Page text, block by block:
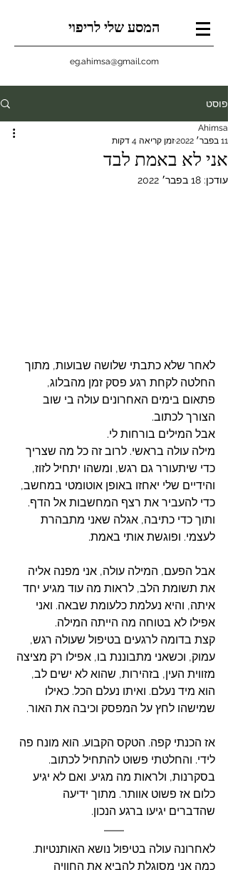
המסע שלי לריפוי
eg.ahimsa@gmail.com
פוסט
אני לא באמת לבד
Ahimsa
11 בפבר׳ 2022
זמן קריאה 4 דקות
עודכן: 18 בפבר׳ 2022
לאחר שלא כתבתי שלושה שבועות, מתוך
החלטה לקחת רגע פסק זמן מהבלוג,
פתאום בימים האחרונים עולה בי שוב
הצורך לכתוב.
אבל המילים בורחות לי.
מילה עולה בראשי. לרוב זה כל מה שצריך
כדי שיתעורר גם רגש, ומשהו יתחיל לזוז,
והידיים שלי יאחזו באופן אוטומטי במחשב,
כדי להעביר את רצף המחשבות אל הדף.
ותוך כדי כתיבה, אגלה שאני מתבהרת
לעצמי. ופוגשת אותי באמת.
אבל הפעם, המילה עולה, אני מפנה אליה
את תשומת הלב, לראות מה עוד מגיע יחד
איתה, והיא נעלמת כלעומת שבאה. ואני
אפילו לא בטוחה מה הייתה המילה.
קצת בדומה לרגעים בטיפול שעולה רגש,
עמוק, וכשאני מתבוננת בו, אפילו רק מציצה
מזווית העין, בזהירות, שהוא לא ישים לב,
הוא מיד נעלם. ואיתו נעלם הכל. כאילו
שמישהו לחץ על המפסק וכיבה את האור.
אז הכנתי קפה. הטקס הקבוע. הוא מונח פה
לידי. והחלטתי פשוט להתחיל לכתוב.
בסקרנות, ולראות מה מגיע. ואם לא יגיע
כלום אז פשוט אוותר. מתוך ידיעה
שהדברים יגיעו ברגע הנכון.
לאחרונה עולה בטיפול נושא האותנטיות.
כמה אני מסוגלת להביא את החוויה